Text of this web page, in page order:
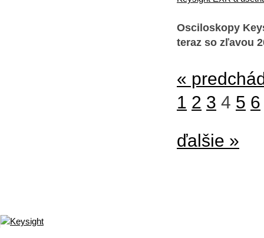
Osciloskopy
teraz so zľavou
«
1 2 3 4 5 6
ďalšie »